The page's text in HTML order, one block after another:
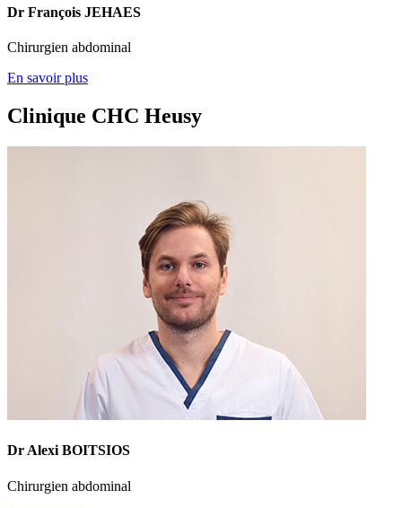
Dr François JEHAES
Chirurgien abdominal
En savoir plus
Clinique CHC Heusy
Dr Alexi BOITSIOS
Chirurgien abdominal